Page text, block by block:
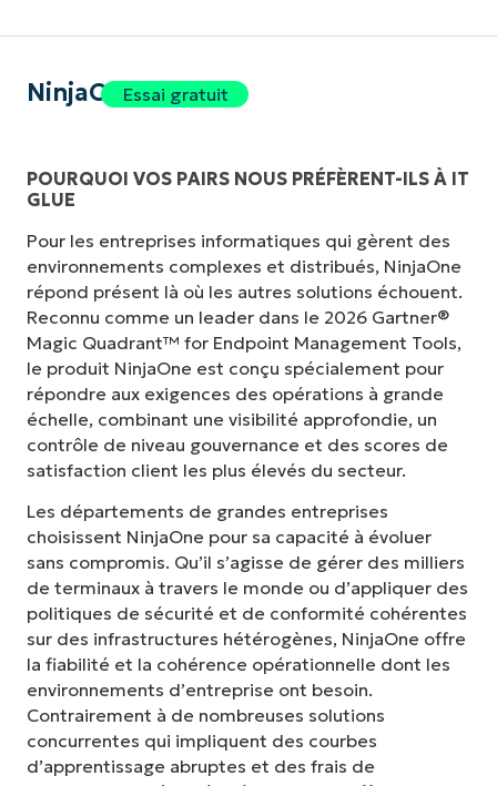
NinjaOneEssai gratuit
POURQUOI VOS PAIRS NOUS PRÉFÈRENT-ILS À IT
GLUE
Pour les entreprises informatiques qui gèrent des
environnements complexes et distribués, NinjaOne
répond présent là où les autres solutions échouent.
Reconnu comme un leader dans le 2026 Gartner®
Magic Quadrant™ for Endpoint Management Tools,
le produit NinjaOne est conçu spécialement pour
répondre aux exigences des opérations à grande
échelle, combinant une visibilité approfondie, un
contrôle de niveau gouvernance et des scores de
satisfaction client les plus élevés du secteur.
Les départements de grandes entreprises
choisissent NinjaOne pour sa capacité à évoluer
sans compromis. Qu’il s’agisse de gérer des milliers
de terminaux à travers le monde ou d’appliquer des
politiques de sécurité et de conformité cohérentes
sur des infrastructures hétérogènes, NinjaOne offre
la fiabilité et la cohérence opérationnelle dont les
environnements d’entreprise ont besoin.
Contrairement à de nombreuses solutions
concurrentes qui impliquent des courbes
d’apprentissage abruptes et des frais de